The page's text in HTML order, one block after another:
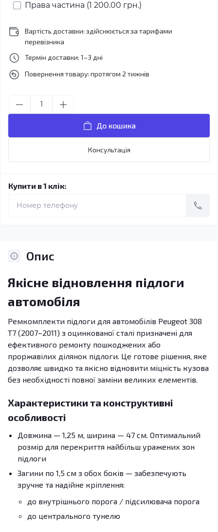
Права частина (1 200.00 грн.)
Вартість доставки: здійснюється за тарифами
перевізника
Термін доставки: 1–3 дні
Повернення товару: протягом 2 тижнів
До кошика
Консультація
Купити в 1 клік:
Опис
Якісне відновлення підлоги
автомобіля
Ремкомплекти підлоги для автомобілів Peugeot 308
T7 (2007–2011) з оцинкованої сталі призначені для
ефективного ремонту пошкоджених або
проржавілих ділянок підлоги. Це готове рішення, яке
дозволяє швидко та якісно відновити міцність кузова
без необхідності повної заміни великих елементів.
Характеристики та конструктивні
особливості
Довжина — 1,25 м, ширина — 47 см. Оптимальний
розмір для перекриття найбільш уражених зон
підлоги
Загини по 1,5 см з обох боків — забезпечують
зручне та надійне кріплення:
до внутрішнього порога / підсилювача порога
до центрального тунелю